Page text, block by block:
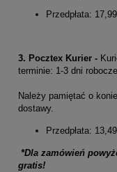
Przedpłata:
3. Pocztex Kurier -
terminie: 1-3 dni
Należy pamiętać o
dostawy.
Przedpłata:
*Dla zamówień
gratis!